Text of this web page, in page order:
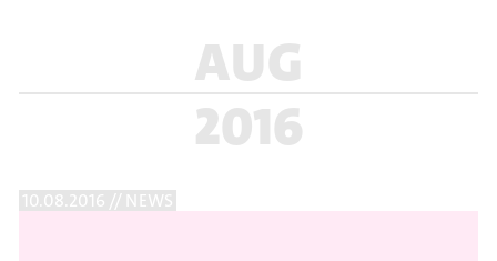
AUG
2016
10.08.2016 // NEWS